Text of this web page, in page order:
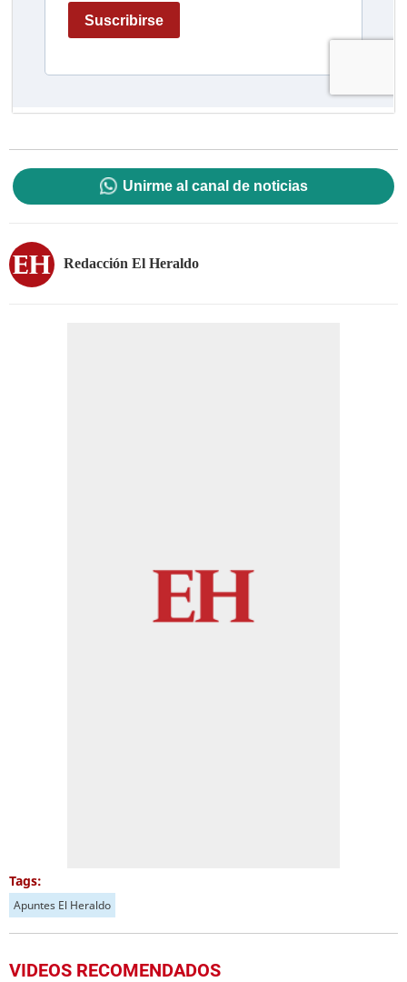
Unirme al canal de noticias
Redacción El Heraldo
Tags:
Apuntes El Heraldo
VIDEOS RECOMENDADOS